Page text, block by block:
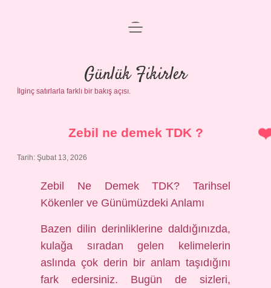
Anasayfa
Gizlilik Politikası
Yasal Uyarı
menüyü
Günlük Fikirler
İlginç satırlarla farklı bir bakış açısı.
Zebil ne demek TDK ?
Tarih: Şubat 13, 2026
Zebil Ne Demek TDK? Tarihsel
Kökenler ve Günümüzdeki Anlamı
Bazen dilin derinliklerine daldığınızda,
kulağa sıradan gelen kelimelerin
aslında çok derin bir anlam taşıdığını
fark edersiniz. Bugün de sizleri,